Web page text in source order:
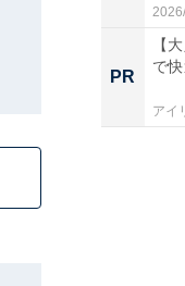
PR
【
で
アイ